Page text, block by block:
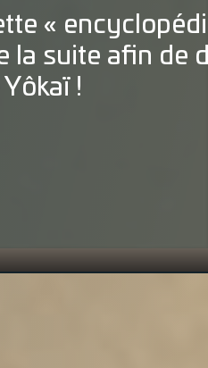
«
la suite afin de
!